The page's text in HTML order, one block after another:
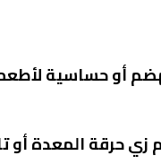
أو حساسية
حرقة المعدة أو